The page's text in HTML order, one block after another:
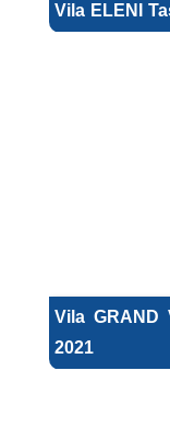
Vila ELENI
Vila GRAND
2021